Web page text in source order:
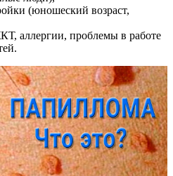
(юношеский возраст,
аллергии, проблемы в работе